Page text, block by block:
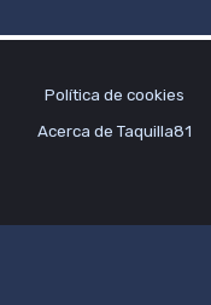
Política de cookies
Acerca de Taquilla81